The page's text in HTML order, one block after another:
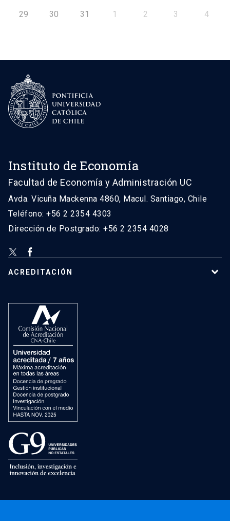
29 30 31 1 2 3 4
Instituto de Economía
Facultad de Economía y Administración UC
Avda. Vicuña Mackenna 4860, Macul. Santiago, Chile
Teléfono: +56 2 2354 4303
Dirección de Postgrado: +56 2 2354 4028
ACREDITACIÓN